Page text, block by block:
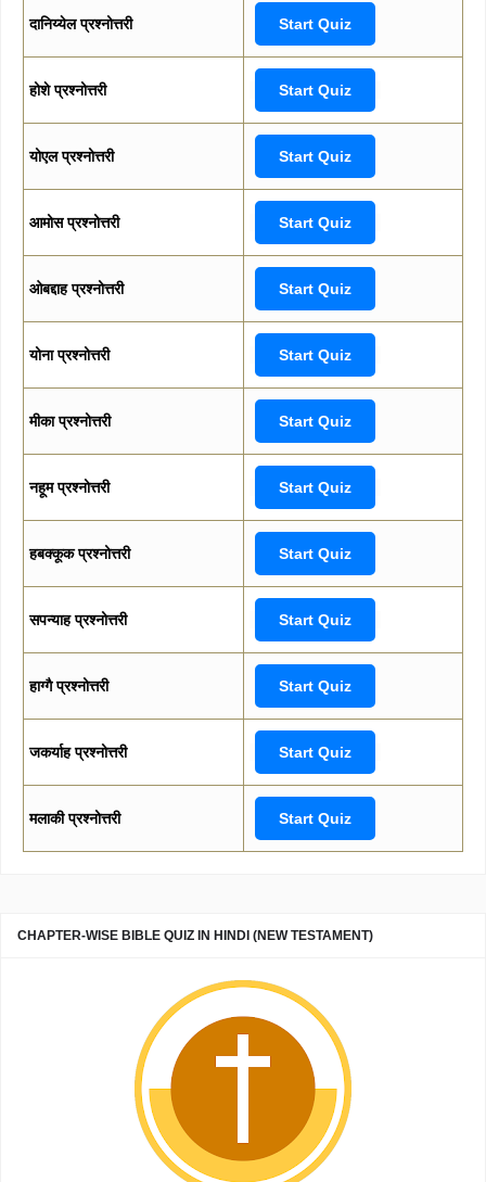
दानिय्येल प्रश्नोत्तरी Start Quiz
होशे प्रश्नोत्तरी Start Quiz
योएल प्रश्नोत्तरी Start Quiz
आमोस प्रश्नोत्तरी Start Quiz
ओबद्दाह प्रश्नोत्तरी Start Quiz
योना प्रश्नोत्तरी Start Quiz
मीका प्रश्नोत्तरी Start Quiz
नहूम प्रश्नोत्तरी Start Quiz
हबक्कूक प्रश्नोत्तरी Start Quiz
सपन्याह प्रश्नोत्तरी Start Quiz
हाग्गै प्रश्नोत्तरी Start Quiz
जकर्याह प्रश्नोत्तरी Start Quiz
मलाकी प्रश्नोत्तरी Start Quiz
CHAPTER-WISE BIBLE QUIZ IN HINDI (NEW TESTAMENT)